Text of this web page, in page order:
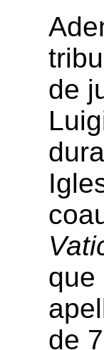
de
que
de